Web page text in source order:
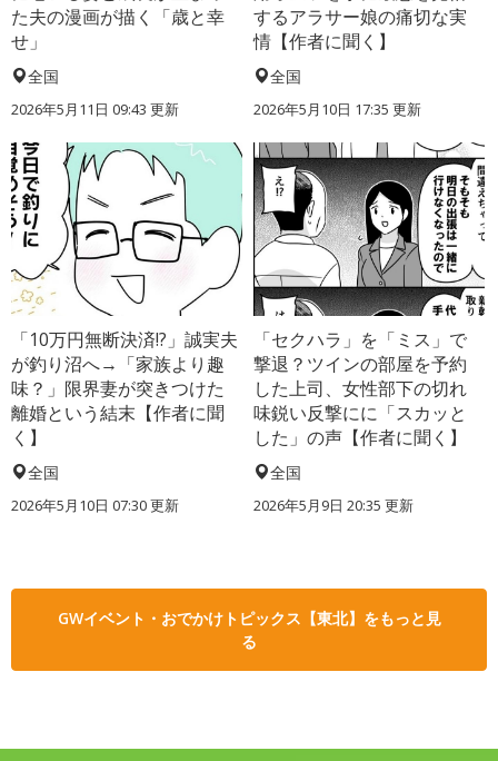
た夫の漫画が描く「歳と幸
せ」
全国
2026年5月11日 09:43 更新
するアラサー娘の痛切な実
情【作者に聞く】
全国
2026年5月10日 17:35 更新
「10万円無断決済!?」誠実夫
が釣り沼へ→「家族より趣
味？」限界妻が突きつけた
離婚という結末【作者に聞
く】
全国
2026年5月10日 07:30 更新
「セクハラ」を「ミス」で
撃退？ツインの部屋を予約
した上司、女性部下の切れ
味鋭い反撃にに「スカッと
した」の声【作者に聞く】
全国
2026年5月9日 20:35 更新
GWイベント・おでかけトピックス【東北】をもっと見
る